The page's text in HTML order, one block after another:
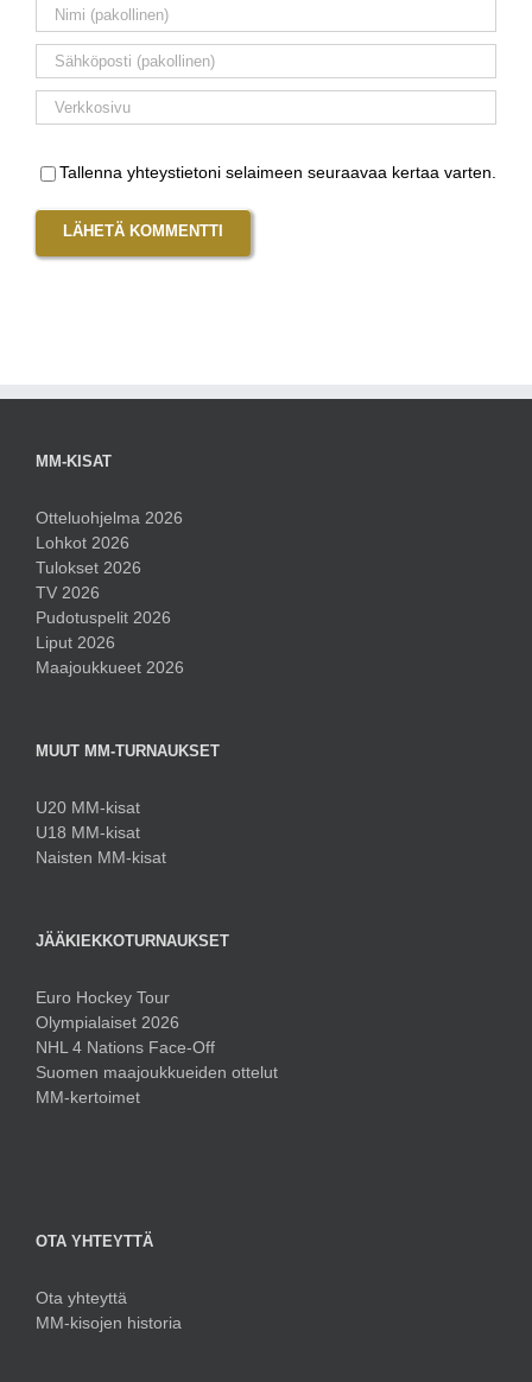
Tallenna yhteystietoni selaimeen seuraavaa kertaa varten.
MM-KISAT
Otteluohjelma 2026
Lohkot 2026
Tulokset 2026
TV 2026
Pudotuspelit 2026
Liput 2026
Maajoukkueet 2026
MUUT MM-TURNAUKSET
U20 MM-kisat
U18 MM-kisat
Naisten MM-kisat
JÄÄKIEKKOTURNAUKSET
Euro Hockey Tour
Olympialaiset 2026
NHL 4 Nations Face-Off
Suomen maajoukkueiden ottelut
MM-kertoimet
OTA YHTEYTTÄ
Ota yhteyttä
MM-kisojen historia